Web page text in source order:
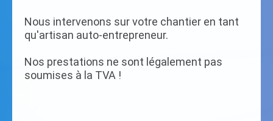
Nous intervenons sur votre chantier en tant
qu'artisan auto-entrepreneur.
Nos prestations ne sont légalement pas
soumises à la TVA !